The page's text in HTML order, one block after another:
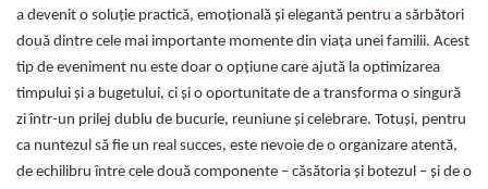
a devenit o soluție practică, emoțională și elegantă pentru a sărbători
două dintre cele mai importante momente din viața unei familii. Acest
tip de eveniment nu este doar o opțiune care ajută la optimizarea
timpului și a bugetului, ci și o oportunitate de a transforma o singură
zi într-un prilej dublu de bucurie, reuniune și celebrare. Totuși, pentru
ca nuntezul să fie un real succes, este nevoie de o organizare atentă,
de echilibru între cele două componente – căsătoria și botezul – și de o